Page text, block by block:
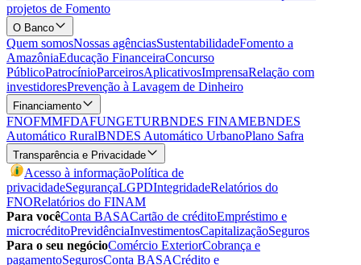
projetos de Fomento
O Banco
Quem somosNossas agênciasSustentabilidadeFomento a
AmazôniaEducação FinanceiraConcurso
PúblicoPatrocínioParceirosAplicativosImprensaRelação com
investidoresPrevenção à Lavagem de Dinheiro
Financiamento
FNOFMMFDAFUNGETURBNDES FINAMEBNDES
Automático RuralBNDES Automático UrbanoPlano Safra
Transparência e Privacidade
Acesso à informaçãoPolítica de
privacidadeSegurançaLGPDIntegridadeRelatórios do
FNORelatórios do FINAM
Para vocêConta BASACartão de créditoEmpréstimo e
microcréditoPrevidênciaInvestimentosCapitalizaçãoSeguros
Para o seu negócioComércio ExteriorCobrança e
pagamentoSegurosConta BASACrédito e